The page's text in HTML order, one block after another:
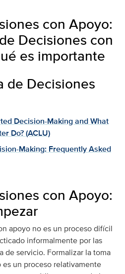
con Apoyo:
Decisiones con
es importante
de Decisiones
Decision-Making and What
Do? (ACLU)
Making: Frequently Asked
con Apoyo:
apoyo no es un proceso difícil
informalmente por las
de servicio. Formalizar la toma
un proceso relativamente